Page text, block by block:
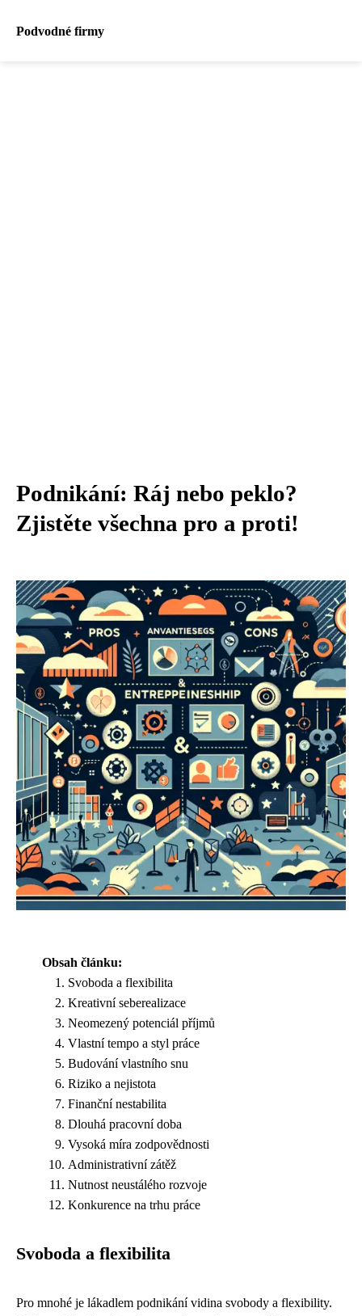
Podvodné firmy
Podnikání: Ráj nebo peklo?
Zjistěte všechna pro a proti!
Obsah článku:
Svoboda a flexibilita
Kreativní seberealizace
Neomezený potenciál příjmů
Vlastní tempo a styl práce
Budování vlastního snu
Riziko a nejistota
Finanční nestabilita
Dlouhá pracovní doba
Vysoká míra zodpovědnosti
Administrativní zátěž
Nutnost neustálého rozvoje
Konkurence na trhu práce
Svoboda a flexibilita
Pro mnohé je lákadlem podnikání vidina svobody a flexibility.